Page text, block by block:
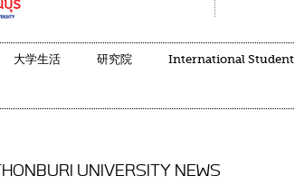
大学生活 研究院 International Student
UNIVERSITY NEWS